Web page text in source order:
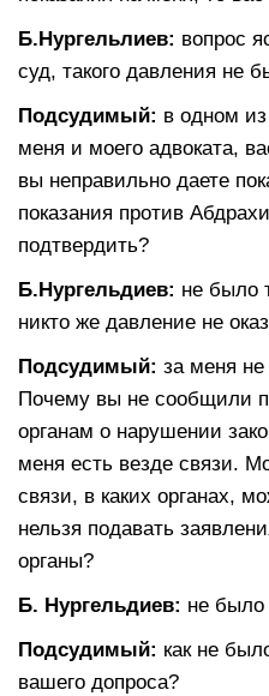
Б.Нургельлиев: вопрос
суд, такого давления не
Подсудимый: в одном
меня и моего адвоката,
вы неправильно даете
показания против
подтвердить?
Б.Нургельдиев: не было
никто же давление не
Подсудимый: за меня не
Почему вы не сообщили
органам о нарушении
меня есть везде связи.
связи, в каких органах,
нельзя подавать
органы?
Б. Нургельдиев: не было
Подсудимый: как не
вашего допроса?